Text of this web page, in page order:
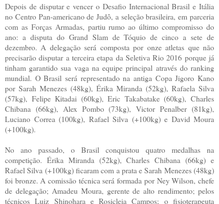
Depois de disputar e vencer o Desafio Internacional Brasil e Itália
no Centro Pan-americano de Judô, a seleção brasileira, em parceria
com as Forças Armadas, partiu rumo ao último compromisso do
ano: a disputa do Grand Slam de Tóquio de cinco a sete de
dezembro. A delegação será composta por onze atletas que não
precisarão disputar a terceira etapa da Seletiva Rio 2016 porque já
tinham garantido sua vaga na equipe principal através do ranking
mundial. O Brasil será representado na antiga Copa Jigoro Kano
por Sarah Menezes (48kg), Érika Miranda (52kg), Rafaela Silva
(57kg), Felipe Kitadai (60kg), Eric Takabatake (60kg), Charles
Chibana (66kg), Alex Pombo (73kg), Victor Penalber (81kg),
Luciano Correa (100kg), Rafael Silva (+100kg) e David Moura
(+100kg).
No ano passado, o Brasil conquistou quatro medalhas na
competição. Érika Miranda (52kg), Charles Chibana (66kg) e
Rafael Silva (+100kg) ficaram com a prata e Sarah Menezes (48kg)
foi bronze. A comissão técnica será formada por Ney Wilson, chefe
de delegação; Amadeu Moura, gerente de alto rendimento; pelos
técnicos Luiz Shinohara e Rosicleia Campos; o fisioterapeuta